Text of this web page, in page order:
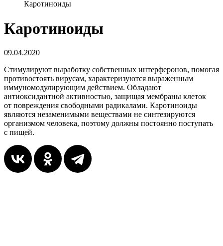
Каротиноиды
Каротиноиды
09.04.2020
Стимулируют выработку собственных интерферонов, помогая
противостоять вирусам, характеризуются выраженным
иммуномодулирующим действием. Обладают
антиоксидантной активностью, защищая мембраны клеток
от повреждения свободными радикалами. Каротиноиды
являются незаменимыми веществами не синтезируются
организмом человека, поэтому должны постоянно поступать
с пищей.